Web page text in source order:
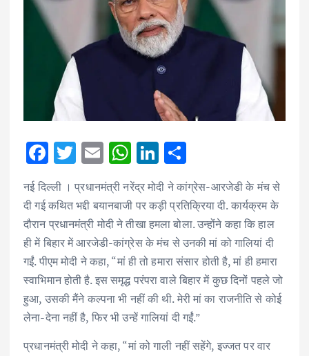
F
ac
e
b
o
o
k
T
it
te
r
E
m
ai
l
W
h
at
s
A
p
p
Li
n
k
e
dI
n
h
ar
e
नई दिल्ली । प्रधानमंत्री नरेंद्र मोदी ने कांग्रेस-आरजेडी के मंच से
दी गई कथित भद्दी बयानबाजी पर कड़ी प्रतिक्रिया दी. कार्यक्रम के
दौरान प्रधानमंत्री मोदी ने तीखा हमला बोला. उन्होंने कहा कि हाल
ही में बिहार में आरजेडी-कांग्रेस के मंच से उनकी मां को गालियां दी
गईं. पीएम मोदी ने कहा, “मां ही तो हमारा संसार होती है, मां ही हमारा
स्वाभिमान होती है. इस समृद्ध परंपरा वाले बिहार में कुछ दिनों पहले जो
हुआ, उसकी मैंने कल्पना भी नहीं की थी. मेरी मां का राजनीति से कोई
लेना-देना नहीं है, फिर भी उन्हें गालियां दी गईं.”
प्रधानमंत्री मोदी ने कहा, “मां को गाली नहीं सहेंगे, इज्जत पर वार